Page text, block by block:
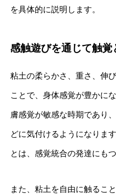
を具体的に説明します。
感触遊びを通じて触覚
粘土の柔らかさ、重さ、伸
ことで、身体感覚が豊かに
膚感覚が敏感な時期であり
どに気付けるようになりま
とは、感覚統合の発達にも
また、粘土を自由に触るこ